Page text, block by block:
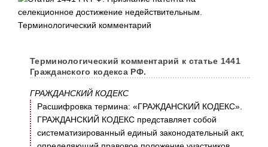
Терминологический комментарий к статье 1441
Гражданского кодекса РФ.
ГРАЖДАНСКИЙ КОДЕКС
Расшифровка термина: «ГРАЖДАНСКИЙ КОДЕКС».
ГРАЖДАНСКИЙ КОДЕКС представляет собой
систематизированный единый законодательный акт,